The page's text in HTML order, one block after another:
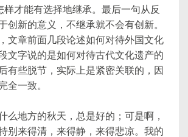
样才能有选择地继承。最后一句从反
创新的意义，不继承就不会有创新。
文章前面几段论述如何对待外国文化
文字说的是如何对待古代文化遗产的
有些脱节，实际上是紧密关联的，因
全一致。
么地方的秋天，总是好的；可是啊，
别来得清，来得静，来得悲凉。我的